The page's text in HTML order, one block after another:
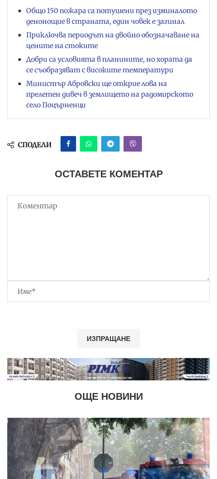
Общо 150 пожара са потушени през изминалото
денонощие в страната, един човек е загинал
Приключва периодът на двойно обозначаване на
цените на стоките
Добри са условията в планините, но хората да
се съобразяват с високите температури
Министър Абровски ще открие лова на
прелетен дивеч в землището на радомирското
село Поцърненци
СПОДЕЛИ
ОСТАВЕТЕ КОМЕНТАР
ОЩЕ НОВИНИ